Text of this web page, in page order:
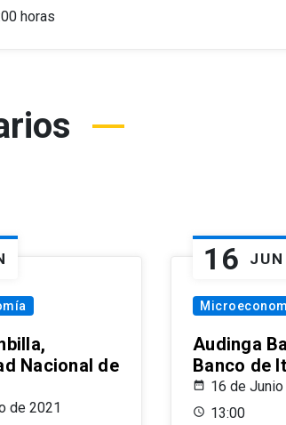
horas
Nacional de
de 2021
16 JUN
Audinga
Banco de
16 de
13:00